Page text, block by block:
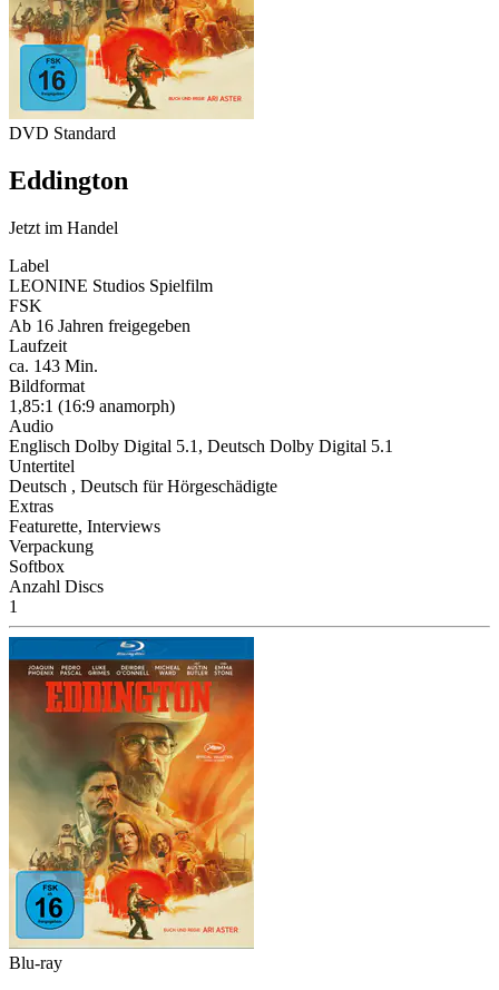
DVD Standard
Eddington
Jetzt im Handel
Label
LEONINE Studios Spielfilm
FSK
Ab 16 Jahren freigegeben
Laufzeit
ca. 143 Min.
Bildformat
1,85:1 (16:9 anamorph)
Audio
Englisch Dolby Digital 5.1, Deutsch Dolby Digital 5.1
Untertitel
Deutsch , Deutsch für Hörgeschädigte
Extras
Featurette, Interviews
Verpackung
Softbox
Anzahl Discs
1
Blu-ray